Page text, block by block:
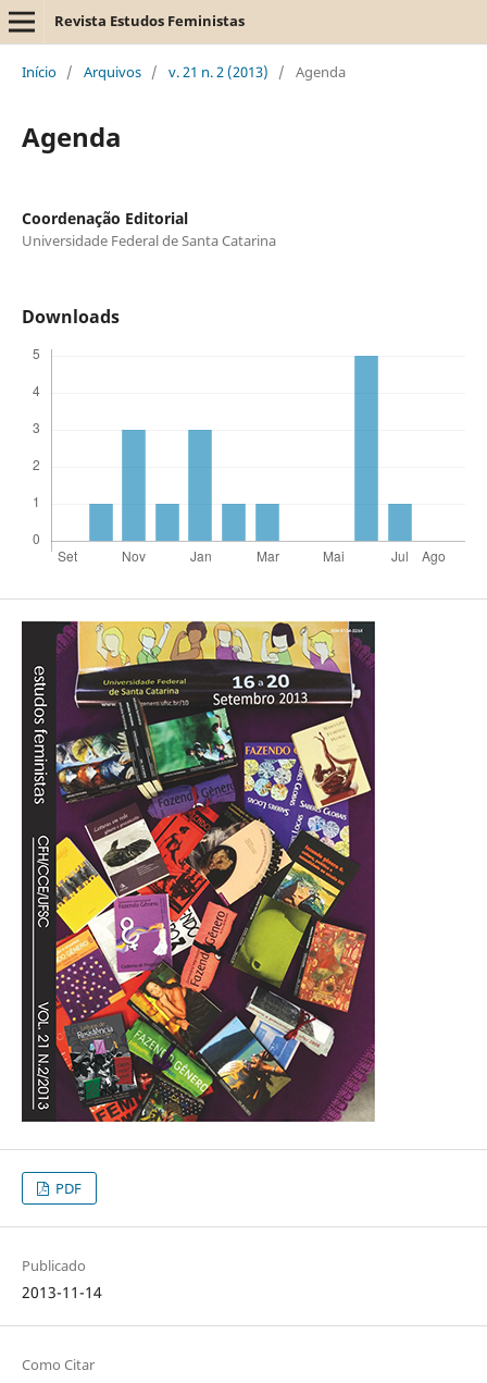
Revista Estudos Feministas
Início / Arquivos / v. 21 n. 2 (2013) / Agenda
Agenda
Coordenação Editorial
Universidade Federal de Santa Catarina
Downloads
PDF
Publicado
2013-11-14
Como Citar